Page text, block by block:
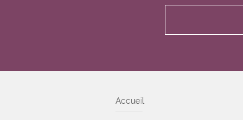
Accueil